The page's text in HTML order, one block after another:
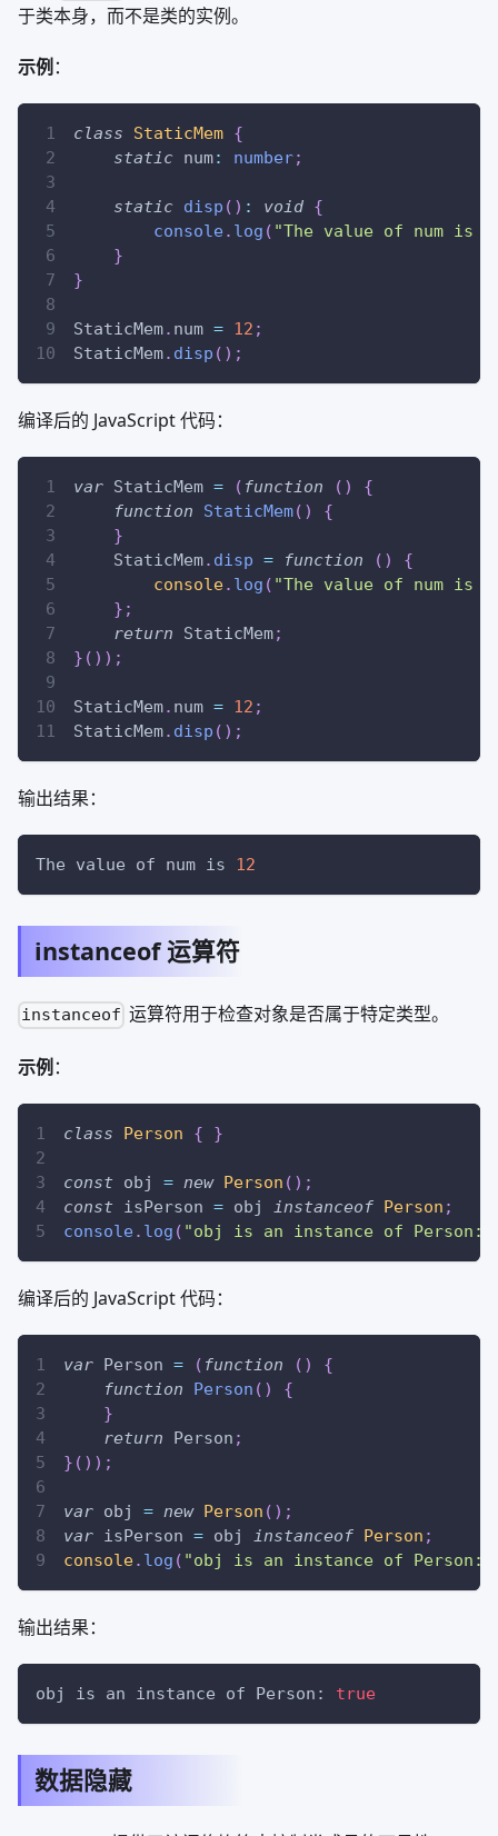
于类本身，而不是类的实例。
示例 ：
class StaticMem {
static num: number;
static disp ( ) : void {
console. log ( "The value of num is "
}
}
StaticMem. num = 12 ;
StaticMem. disp ( ) ;
编译后的 JavaScript 代码：
var StaticMem = ( function ( )
{
function
StaticMem( )
{
}
StaticMem. disp = function ( )
{
console. log ( "The value of num is "
} ;
return
StaticMem;
} ( ) ) ;
StaticMem. num = 12 ;
StaticMem. disp ( ) ;
输出结果：
The value of num is 12
instanceof 运算符
instanceof 运算符用于检查对象是否属于特定类型。
示例：
class Person { }
const obj = new Person ( ) ;
const isPerson = obj instanceof Person ;
console. log ( "obj is an instance of Person:
编译后的 JavaScript 代码：
var Person = ( function ( )
{
function
Person ( )
{
}
return
Person ;
} ( ) ) ;
var obj = new Person ( ) ;
var isPerson = obj instanceof Person ;
console. log ( "obj is an instance of Person:
输出结果：
obj is an instance of Person: true
数据隐藏